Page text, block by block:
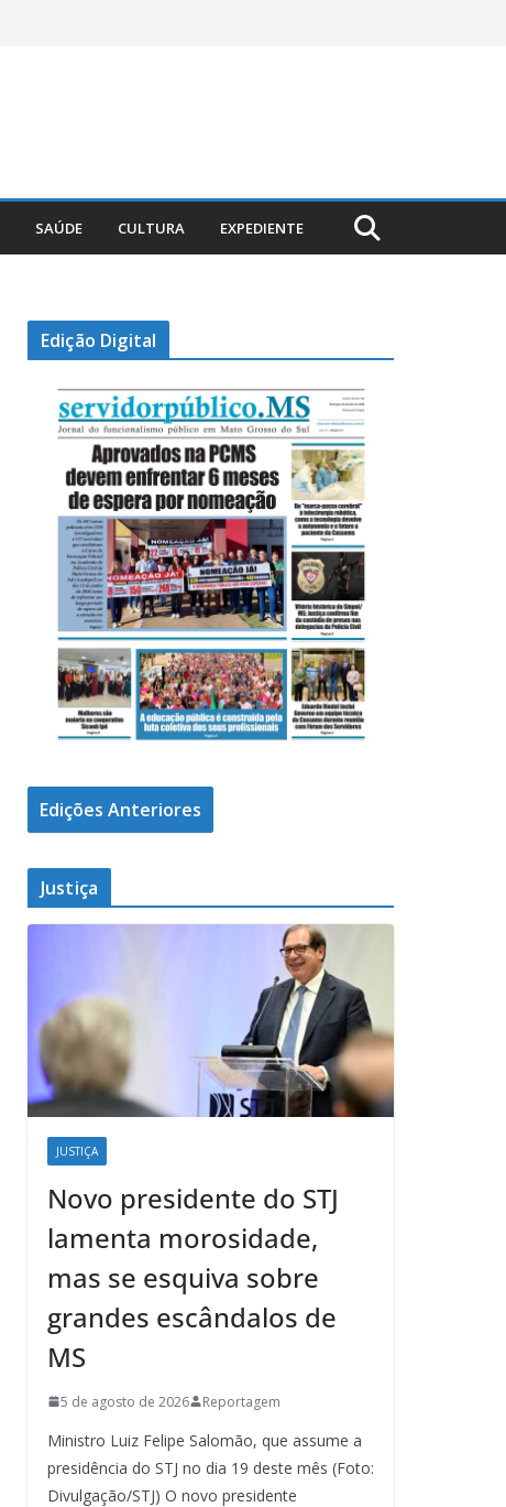
SAÚDE CULTURA EXPEDIENTE
Edição Digital
Edições Anteriores
Justiça
JUSTIÇA
Novo presidente do STJ
lamenta morosidade,
mas se esquiva sobre
grandes escândalos de
MS
5 de agosto de 2026 Reportagem
Ministro Luiz Felipe Salomão, que assume a
presidência do STJ no dia 19 deste mês (Foto:
Divulgação/STJ) O novo presidente